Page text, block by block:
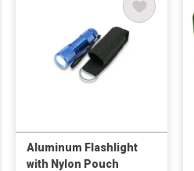
Aluminum Flashlight
with Nylon Pouch